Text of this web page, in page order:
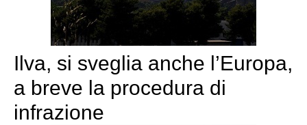
Ilva, si sveglia anche l’Europa,
a breve la procedura di
infrazione